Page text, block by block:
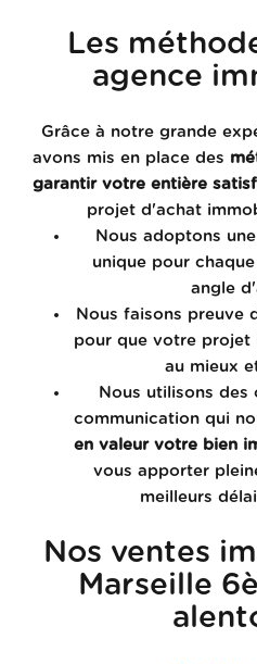
Les
agence
Grâce à notre grande
avons mis en place des
garantir votre entière
projet d'achat
Nous adoptons
unique pour
angle
Nous faisons preuve
pour que votre projet
au mieux
Nous utilisons
communication qui
en valeur votre bien
vous apporter
meilleurs
Nos ventes
Marseille